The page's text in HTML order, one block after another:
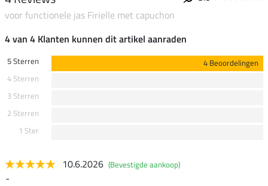
voor functionele jas Firielle met capuchon
4 van 4 Klanten kunnen dit artikel aanraden
5 Sterren
4 Beoordelingen
4 Sterren
3 Sterren
2 Sterren
1 Ster
10.6.2026 (Bevestigde aankoop)
-